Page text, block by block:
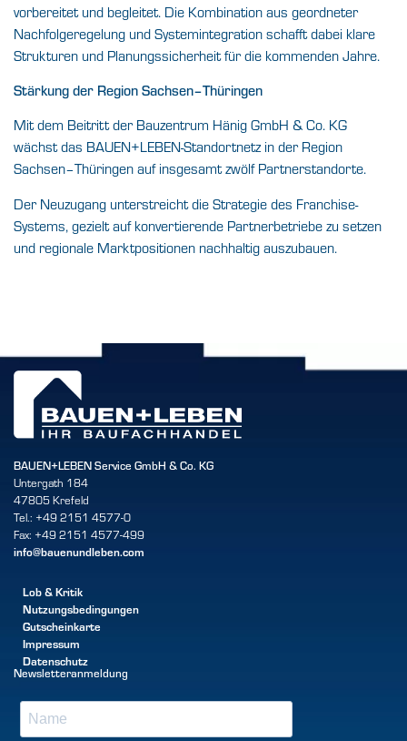
vorbereitet und begleitet. Die Kombination aus geordneter
Nachfolgeregelung und Systemintegration schafft dabei klare
Strukturen und Planungssicherheit für die kommenden Jahre.
Stärkung der Region Sachsen–Thüringen
Mit dem Beitritt der Bauzentrum Hänig GmbH & Co. KG
wächst das BAUEN+LEBEN-Standortnetz in der Region
Sachsen–Thüringen auf insgesamt zwölf Partnerstandorte.
Der Neuzugang unterstreicht die Strategie des Franchise-
Systems, gezielt auf konvertierende Partnerbetriebe zu setzen
und regionale Marktpositionen nachhaltig auszubauen.
BAUEN+LEBEN Service GmbH & Co. KG
Untergath 184
47805 Krefeld
Tel.: +49 2151 4577-0
Fax: +49 2151 4577-499
info@bauenundleben.com
Lob & Kritik
Nutzungsbedingungen
Gutscheinkarte
Impressum
Datenschutz
Newsletteranmeldung